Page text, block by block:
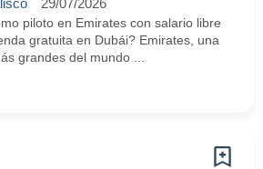
29/07/2026
piloto en Emirates con salario libre
gratuita en Dubái? Emirates, una
grandes del mundo ...